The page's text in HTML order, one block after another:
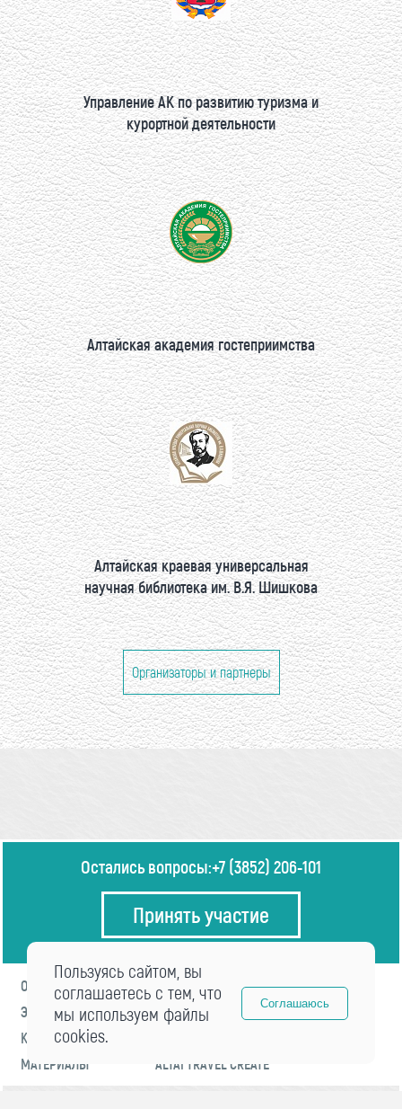
Управление АК по развитию туризма и
курортной деятельности
Алтайская академия гостеприимства
Алтайская краевая универсальная
научная библиотека им. В.Я. Шишкова
Организаторы и партнеры
Остались вопросы:+7 (3852) 206-101
Принять участие
О ФОРУМЕ
ПРОГРАММА
ЭКСПЕРТЫ
НОВОСТИ
КОНТАКТЫ
МАТЕРИАЛЫ
ALTAI TRAVEL CREATE
Пользуясь сайтом, вы
соглашаетесь с тем, что
мы используем файлы
cookies.
Соглашаюсь